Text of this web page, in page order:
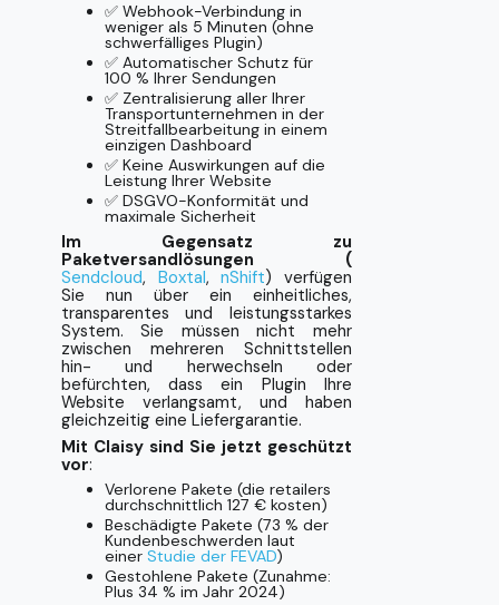
✅ Webhook-Verbindung in
weniger als 5 Minuten (ohne
schwerfälliges Plugin)
✅ Automatischer Schutz für
100 % Ihrer Sendungen
✅ Zentralisierung aller Ihrer
Transportunternehmen in der
Streitfallbearbeitung in einem
einzigen Dashboard
✅ Keine Auswirkungen auf die
Leistung Ihrer Website
✅ DSGVO-Konformität und
maximale Sicherheit
Im Gegensatz zu
Paketversandlösungen (
Sendcloud, Boxtal,nShift) verfügen
Sie nun über ein einheitliches,
transparentes und leistungsstarkes
System. Sie müssen nicht mehr
zwischen mehreren Schnittstellen
hin- und herwechseln oder
befürchten, dass ein Plugin Ihre
Website verlangsamt, und haben
gleichzeitig eine Liefergarantie.
Mit Claisy sind Sie jetzt geschützt
vor:
Verlorene Pakete (die retailers
durchschnittlich 127 € kosten)
Beschädigte Pakete (73 % der
Kundenbeschwerden laut
einerStudie der FEVAD)
Gestohlene Pakete (Zunahme:
Plus 34 % im Jahr 2024)